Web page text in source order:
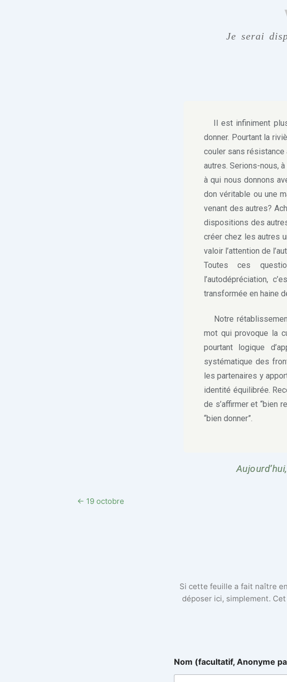
Je serai
Il est infiniment
donner. Pourtant la
couler sans
autres. Serions-nous,
à qui nous donnons
don véritable ou une
venant des autres?
dispositions des
créer chez les autres
valoir l’attention de
Toutes ces
l’autodépréciation,
transformée en haine
Notre
mot qui provoque la
pourtant logique
systématique des
les partenaires y
identité équilibrée.
de s’affirmer et “bien
“bien donner”.
← 19 octobre
Si cette feuille a fait naître
déposer ici, simplement.
Nom (facultatif, Anonyme